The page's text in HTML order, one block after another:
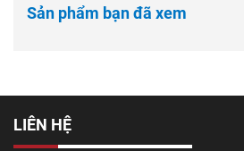
Sản phẩm bạn đã xem
LIÊN HỆ